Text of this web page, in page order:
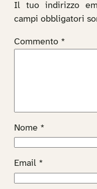
Il tuo indirizzo
campi obbligatori
Commento *
Nome *
Email *